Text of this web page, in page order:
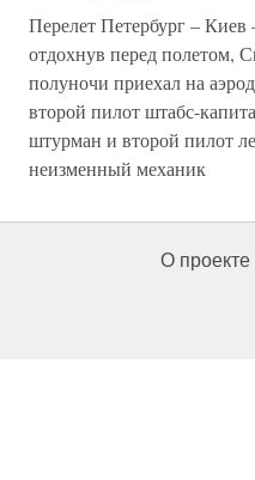
Перелет Петербург –
отдохнув перед полетом,
полуночи приехал на
второй пилот штабс-
штурман и второй пилот
неизменный механик
О проекте